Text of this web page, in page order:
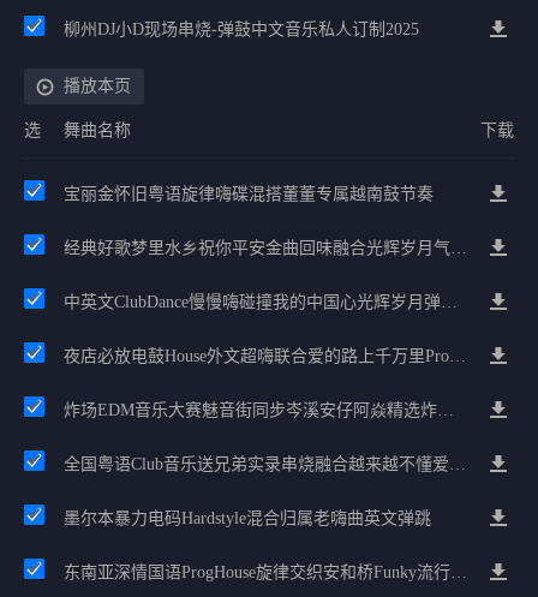
柳州DJ小D现场串烧-弹鼓中文音乐私人订制2025
播放本页
选 舞曲名称 下载
宝丽金怀旧粤语旋律嗨碟混搭董董专属越南鼓节奏
经典好歌梦里水乡祝你平安金曲回味融合光辉岁月气氛中文兄弟串烧
中英文ClubDance慢慢嗨碰撞我的中国心光辉岁月弹鼓车载
夜店必放电鼓House外文超嗨联合爱的路上千万里Prog包房漫步上头
炸场EDM音乐大赛魅音街同步岑溪安仔阿焱精选炸场歌路串烧
全国粤语Club音乐送兄弟实录串烧融合越来越不懂爱的哲学遗憾专辑
墨尔本暴力电码Hardstyle混合归属老嗨曲英文弹跳
东南亚深情国语ProgHouse旋律交织安和桥Funky流行情怀串烧